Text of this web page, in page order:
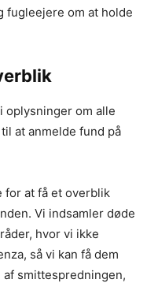
om at holde
oplysninger om alle
at anmelde fund på
at få et overblik
Vi indsamler døde
hvor vi ikke
så vi kan få dem
smittespredningen,